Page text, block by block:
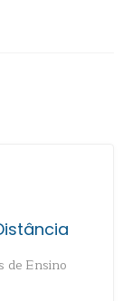
de Ensino